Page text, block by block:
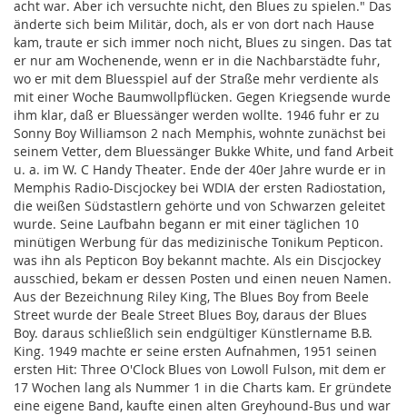
acht war. Aber ich versuchte nicht, den Blues zu spielen." Das
änderte sich beim Militär, doch, als er von dort nach Hause
kam, traute er sich immer noch nicht, Blues zu singen. Das tat
er nur am Wochenende, wenn er in die Nachbarstädte fuhr,
wo er mit dem Bluesspiel auf der Straße mehr verdiente als
mit einer Woche Baumwollpflücken. Gegen Kriegsende wurde
ihm klar, daß er Bluessänger werden wollte. 1946 fuhr er zu
Sonny Boy Williamson 2 nach Memphis, wohnte zunächst bei
seinem Vetter, dem Bluessänger Bukke White, und fand Arbeit
u. a. im W. C Handy Theater. Ende der 40er Jahre wurde er in
Memphis Radio-Discjockey bei WDIA der ersten Radiostation,
die weißen Südstastlern gehörte und von Schwarzen geleitet
wurde. Seine Laufbahn begann er mit einer täglichen 10
minütigen Werbung für das medizinische Tonikum Pepticon.
was ihn als Pepticon Boy bekannt machte. Als ein Discjockey
ausschied, bekam er dessen Posten und einen neuen Namen.
Aus der Bezeichnung Riley King, The Blues Boy from Beele
Street wurde der Beale Street Blues Boy, daraus der Blues
Boy. daraus schließlich sein endgültiger Künstlername B.B.
King. 1949 machte er seine ersten Aufnahmen, 1951 seinen
ersten Hit: Three O'Clock Blues von Lowoll Fulson, mit dem er
17 Wochen lang als Nummer 1 in die Charts kam. Er gründete
eine eigene Band, kaufte einen alten Greyhound-Bus und war